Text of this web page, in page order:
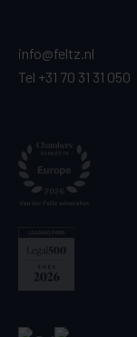
info@feltz.nl
Tel +31 70 31 31 050